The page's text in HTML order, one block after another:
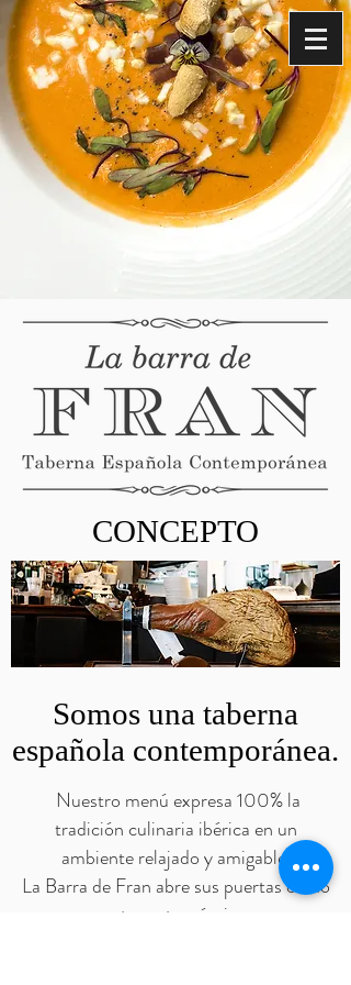
CONCEPTO
Somos una taberna
española contemporánea.
Nuestro menú expresa 100% la
tradición culinaria ibérica en un
ambiente relajado y amigable.
La Barra de Fran abre sus puertas como
una propuesta gastronómica que evoca